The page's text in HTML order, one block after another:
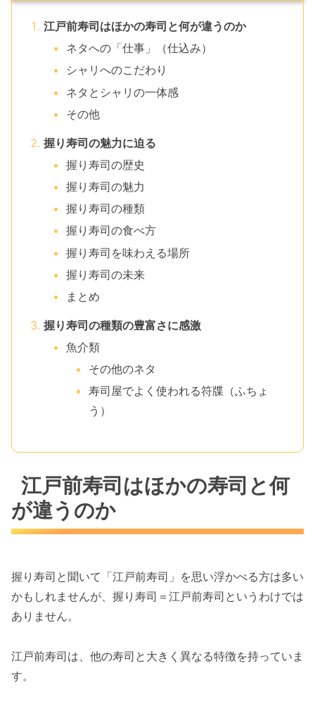
江戸前寿司はほかの寿司と何が違うのか
ネタへの「仕事」（仕込み）
シャリへのこだわり
ネタとシャリの一体感
その他
握り寿司の魅力に迫る
握り寿司の歴史
握り寿司の魅力
握り寿司の種類
握り寿司の食べ方
握り寿司を味わえる場所
握り寿司の未来
まとめ
握り寿司の種類の豊富さに感激
魚介類
その他のネタ
寿司屋でよく使われる符牒（ふちょ
う）
江戸前寿司はほかの寿司と何
が違うのか
握り寿司と聞いて「江戸前寿司」を思い浮かべる方は多い
かもしれませんが、握り寿司＝江戸前寿司というわけでは
ありません。
江戸前寿司は、他の寿司と大きく異なる特徴を持っていま
す。